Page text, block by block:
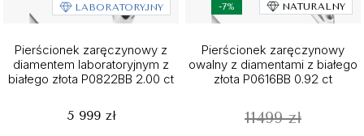
LABORATORYJNY
Pierścionek zaręczynowy z
diamentem laboratoryjnym z
białego złota P0822BB 2.00 ct
5 999 zł
-7% NATURALNY
Pierścionek zaręczynowy
owalny z diamentami z białego
złota P0616BB 0.92 ct
11499 zł